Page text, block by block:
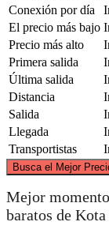
Conexión por día
El precio más bajo
Precio más alto
Primera salida
Última salida
Distancia
Salida
Llegada
Transportistas
Busca el Mejor
Mejor
baratos de